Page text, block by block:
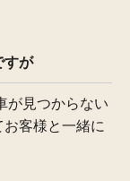
すが
が見つからない
客様と一緒に